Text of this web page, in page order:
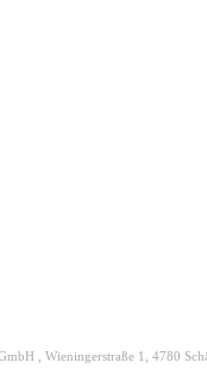
, Wieningerstraße 1, 4780